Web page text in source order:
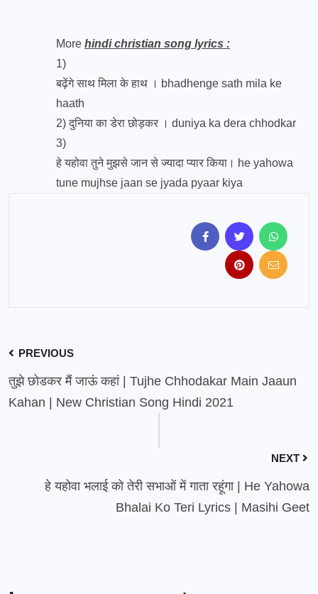
More hindi christian song lyrics :
1)
बढ़ेंगे साथ मिला के हाथ । bhadhenge sath mila ke
haath
2)दुनिया का डेरा छोड़कर । duniya ka dera chhodkar
3)
हे यहोवा तुने मुझसे जान से ज्यादा प्यार किया। he yahowa
tune mujhse jaan se jyada pyaar kiya
PREVIOUS
तुझे छोडकर मैं जाऊं कहां | Tujhe Chhodakar Main Jaaun
Kahan | New Christian Song Hindi 2021
NEXT
हे यहोवा भलाई को तेरी सभाओं में गाता रहूंगा | He Yahowa
Bhalai Ko Teri Lyrics | Masihi Geet